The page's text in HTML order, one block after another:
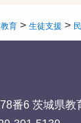
育 > 生徒支援 >
番6 茨城県教